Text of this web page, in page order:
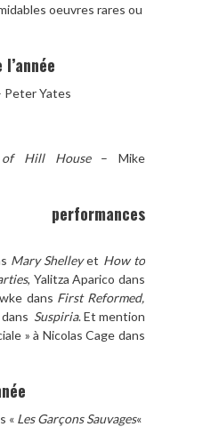
oeuvres rares ou
Peter Yates
of Hill House– Mike
Mary Shelleyet How to
, Yalitza Aparico dans
dans First Reformed,
Suspiria. Et mention
» à Nicolas Cage dans
« Les Garçons Sauvages«